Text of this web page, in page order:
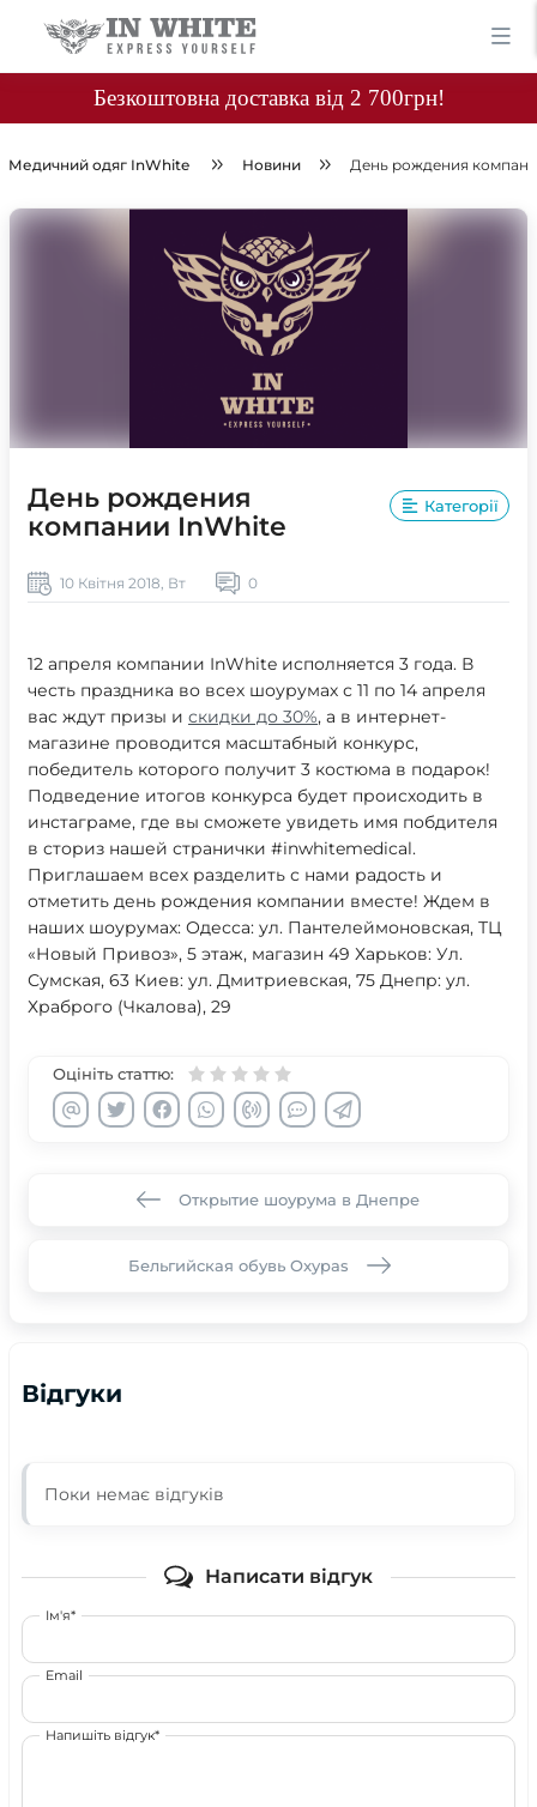
Безкоштовна доставка від 2 700грн!
Медичний одяг InWhite Новини День рождения
День рождения
компании InWhite
Категорії
10 Квітня 2018, Вт 0
12 апреля компании InWhite исполняется 3 года. В
честь праздника во всех шоурумах с 11 по 14 апреля
вас ждут призы и скидки до 30%, а в интернет-
магазине проводится масштабный конкурс,
победитель которого получит 3 костюма в подарок!
Подведение итогов конкурса будет происходить в
инстаграме, где вы сможете увидеть имя побдителя
в сториз нашей странички #inwhitemedical.
Приглашаем всех разделить с нами радость и
отметить день рождения компании вместе! Ждем в
наших шоурумах: Одесса: ул. Пантелеймоновская, ТЦ
«Новый Привоз», 5 этаж, магазин 49 Харьков: Ул.
Сумская, 63 Киев: ул. Дмитриевская, 75 Днепр: ул.
Храброго (Чкалова), 29
Оцініть статтю:
Открытие шоурума в Днепре
Бельгийская обувь Oxypas
Відгуки
Поки немає відгуків
Написати відгук
Ім'я*
Email
Напишіть відгук*